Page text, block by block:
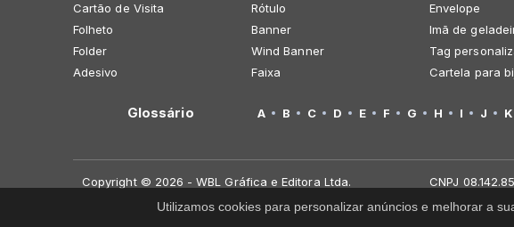
Cartão de Visita
Folheto
Folder
Adesivo
Rótulo
Banner
Wind Banner
Faixa
Envelope
Imã de
Tag
Cartela para
Glossário A B C D E F G H I J K
Copyright © 2026 - WBL Gráfica e Editora Ltda.
CNPJ
Utilizamos cookies para personalizar anúncios e melhorar a